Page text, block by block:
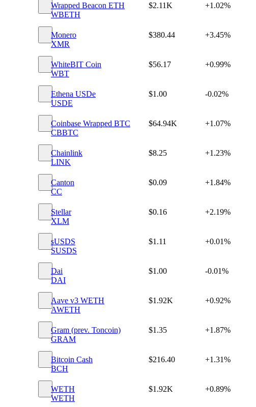
Wrapped Beacon ETH
WBETH
$2.11K +1.02%
Monero
XMR
$380.44 +3.45%
WhiteBIT Coin
WBT
$56.17 +0.99%
Ethena USDe
USDE
$1.00 -0.02%
Coinbase Wrapped BTC
CBBTC
$64.94K +1.07%
Chainlink
LINK
$8.25 +1.23%
Canton
CC
$0.09 +1.84%
Stellar
XLM
$0.16 +2.19%
sUSDS
SUSDS
$1.11 +0.01%
Dai
DAI
$1.00 -0.01%
Aave v3 WETH
AWETH
$1.92K +0.92%
Gram (prev. Toncoin)
GRAM
$1.35 +1.87%
Bitcoin Cash
BCH
$216.40 +1.31%
WETH
WETH
$1.92K +0.89%